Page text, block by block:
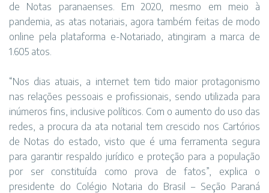
de Notas paranaenses. Em 2020, mesmo em meio à
pandemia, as atas notariais, agora também feitas de modo
online pela plataforma e-Notariado, atingiram a marca de
1.605 atos.
“Nos dias atuais, a internet tem tido maior protagonismo
nas relações pessoais e profissionais, sendo utilizada para
inúmeros fins, inclusive políticos. Com o aumento do uso das
redes, a procura da ata notarial tem crescido nos Cartórios
de Notas do estado, visto que é uma ferramenta segura
para garantir respaldo jurídico e proteção para a população
por ser constituída como prova de fatos”, explica o
presidente do Colégio Notaria do Brasil – Seção Paraná